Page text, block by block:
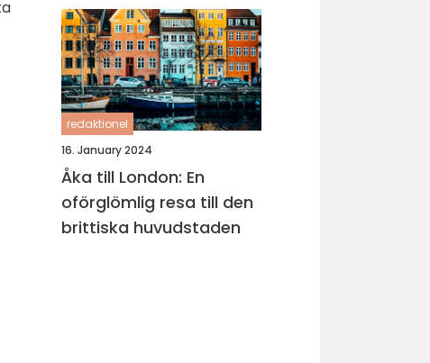
redaktionel
16. January 2024
Åka till London: En
oförglömlig resa till den
brittiska huvudstaden